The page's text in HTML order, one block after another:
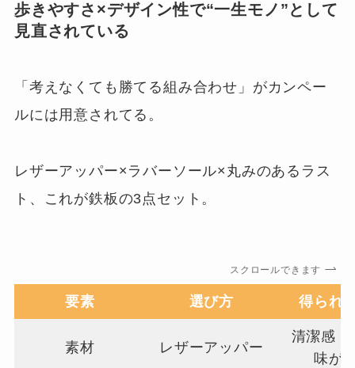
歩きやすさ×デザイン性で“一生モノ”として
見直されている
「考えなくても勝てる組み合わせ」がカンペー
ルには用意されてる。
レザーアッパー×ラバーソール×丸みのあるラス
ト、これが鉄板の3点セット。
スクロールできます
要素 選び方 得られ
素材 レザーアッパー
清潔感・
味が